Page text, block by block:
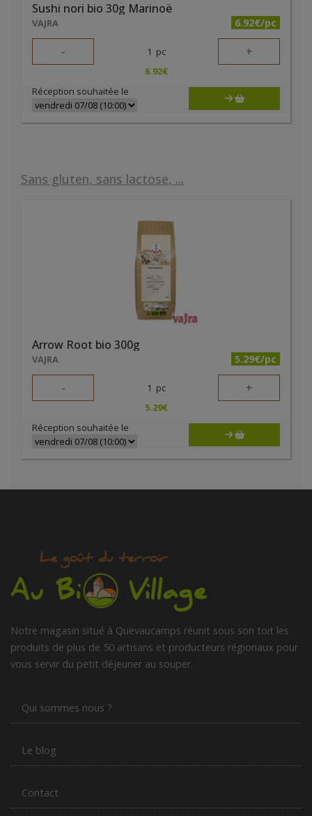
Sushi nori bio 30g Marinoë
VAJRA 6.92€/pc
- 1 pc +
6.92€
Réception souhaitée le
Sans gluten, sans lactose, ...
Arrow Root bio 300g
VAJRA 5.29€/pc
- 1 pc +
5.29€
Réception souhaitée le
Notre magasin situé à Quevaucamps réunit sous son toit les
produits de plus de 50 artisans et producteurs régionaux pour
vous servir du petit déjeuner au souper.
Qui sommes nous ?
Le blog
Contact